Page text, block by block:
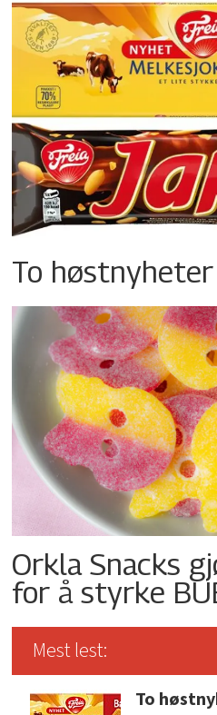
To
Orkla Snacks
for å styrke
Mest lest:
To